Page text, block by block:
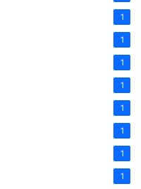
1
1
1
1
1
1
1
1